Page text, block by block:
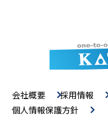
会社概要 採用情報
個人情報保護方針